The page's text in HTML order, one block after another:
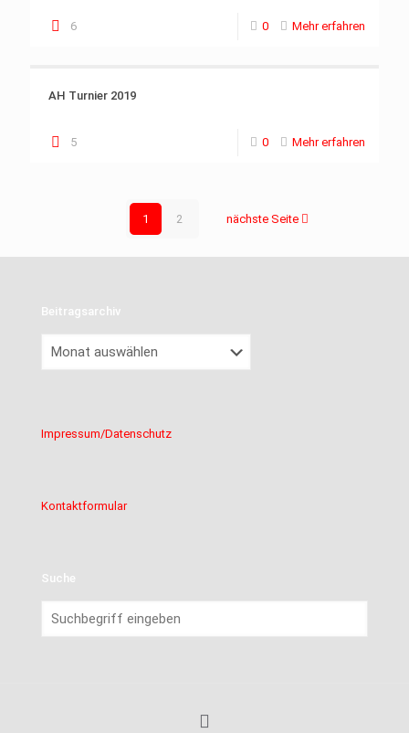
6 0 Mehr erfahren
AH Turnier 2019
5 0 Mehr erfahren
1 2 nächste Seite
Beitragsarchiv
Impressum/Datenschutz
Kontaktformular
Suche